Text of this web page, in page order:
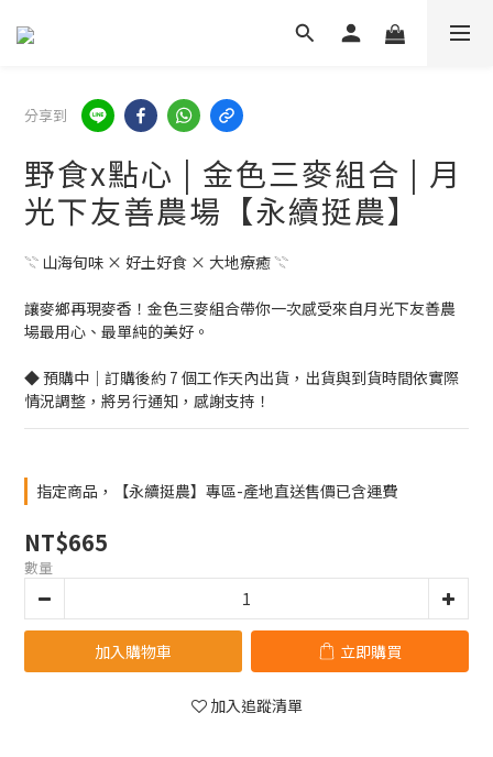
分享到
野食x點心 | 金色三麥組合 | 月
光下友善農場【永續挺農】
𓇢 山海旬味 × 好土好食 × 大地療癒 𓇢
讓麥鄉再現麥香！金色三麥組合帶你一次感受來自月光下友善農
場最用心、最單純的美好。
◆ 預購中｜訂購後約 7 個工作天內出貨，出貨與到貨時間依實際
情況調整，將另行通知，感謝支持！
指定商品，【永續挺農】專區-產地直送售價已含運費
NT$665
數量
加入購物車 立即購買
加入追蹤清單